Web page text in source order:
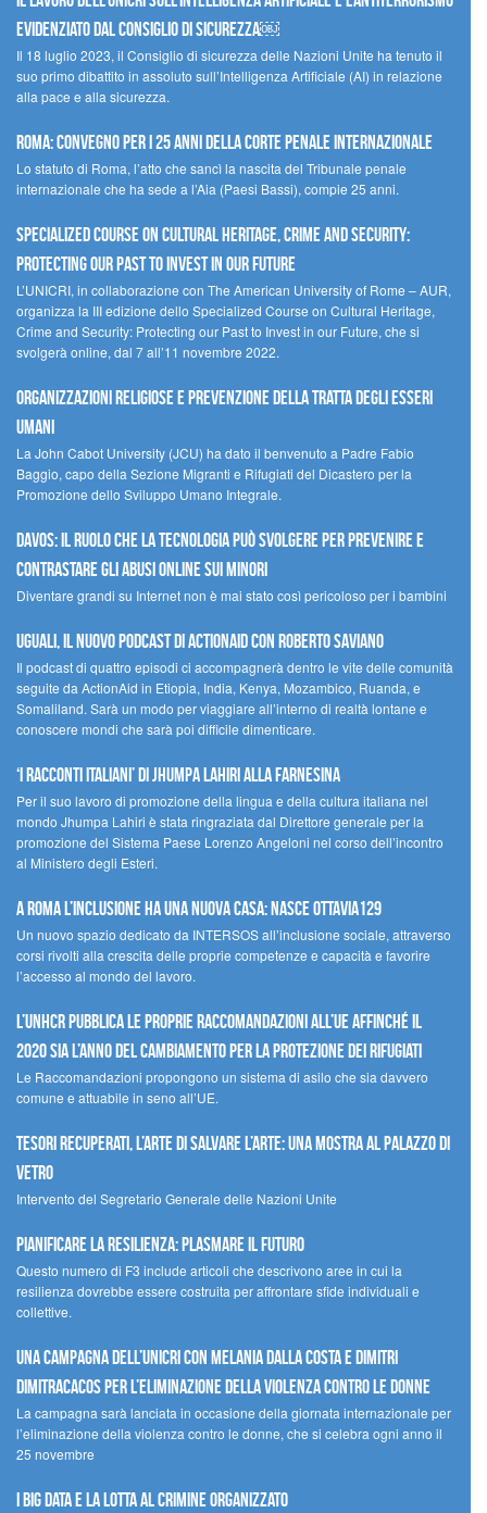
evidenziato dal Consiglio di Sicurezza￼
Il 18 luglio 2023, il Consiglio di sicurezza delle Nazioni Unite ha tenuto il
suo primo dibattito in assoluto sull’Intelligenza Artificiale (AI) in relazione
alla pace e alla sicurezza.
Roma: convegno per i 25 anni della Corte penale internazionale
Lo statuto di Roma, l’atto che sancì la nascita del Tribunale penale
internazionale che ha sede a l’Aia (Paesi Bassi), compie 25 anni.
Specialized Course on Cultural Heritage, Crime and Security:
Protecting our Past to Invest in our Future
L’UNICRI, in collaborazione con The American University of Rome – AUR,
organizza la III edizione dello Specialized Course on Cultural Heritage,
Crime and Security: Protecting our Past to Invest in our Future, che si
svolgerà online, dal 7 all’11 novembre 2022.
Organizzazioni religiose e prevenzione della tratta degli esseri
umani
La John Cabot University (JCU) ha dato il benvenuto a Padre Fabio
Baggio, capo della Sezione Migranti e Rifugiati del Dicastero per la
Promozione dello Sviluppo Umano Integrale.
Davos: il ruolo che la tecnologia può svolgere per prevenire e
contrastare gli abusi online sui minori
Diventare grandi su Internet non è mai stato così pericoloso per i bambini
UGUALI, il nuovo podcast di ACTIONAID con Roberto Saviano
Il podcast di quattro episodi ci accompagnerà dentro le vite delle comunità
seguite da ActionAid in Etiopia, India, Kenya, Mozambico, Ruanda, e
Somaliland. Sarà un modo per viaggiare all’interno di realtà lontane e
conoscere mondi che sarà poi difficile dimenticare.
‘I racconti italiani’ di Jhumpa Lahiri alla Farnesina
Per il suo lavoro di promozione della lingua e della cultura italiana nel
mondo Jhumpa Lahiri è stata ringraziata dal Direttore generale per la
promozione del Sistema Paese Lorenzo Angeloni nel corso dell’incontro
al Ministero degli Esteri.
A Roma l’inclusione ha una nuova casa: nasce Ottavia129
Un nuovo spazio dedicato da INTERSOS all’inclusione sociale, attraverso
corsi rivolti alla crescita delle proprie competenze e capacità e favorire
l’accesso al mondo del lavoro.
L’UNHCR pubblica le proprie raccomandazioni all’UE affinché il
2020 sia l’anno del cambiamento per la protezione dei rifugiati
Le Raccomandazioni propongono un sistema di asilo che sia davvero
comune e attuabile in seno all’UE.
Tesori recuperati, l’arte di salvare l’arte: una mostra al Palazzo di
Vetro
Intervento del Segretario Generale delle Nazioni Unite
Pianificare la resilienza: plasmare il futuro
Questo numero di F3 include articoli che descrivono aree in cui la
resilienza dovrebbe essere costruita per affrontare sfide individuali e
collettive.
Una campagna dell’UNICRI con Melania Dalla Costa e Dimitri
Dimitracacos per l’eliminazione della violenza contro le donne
La campagna sarà lanciata in occasione della giornata internazionale per
l’eliminazione della violenza contro le donne, che si celebra ogni anno il
25 novembre
I Big Data e la lotta al crimine organizzato